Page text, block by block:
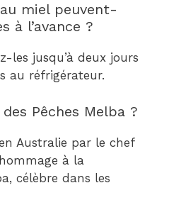
miel peuvent-
à l’avance ?
les jusqu’à deux jours
au réfrigérateur.
Pêches Melba ?
Australie par le chef
à la
célèbre dans les